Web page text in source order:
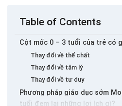
Table of Contents
Cột mốc 0 – 3 tuổi của trẻ có
Thay đổi về thể chất
Thay đổi về tâm lý
Thay đổi về tư duy
Phương pháp giáo dục sớm
tuổi đem lại những lợi ích gì?